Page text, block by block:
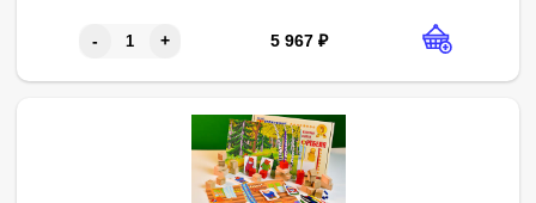
следующих образовательных областях: речевое развитие,
социально-коммуникативное развитие, познавательное
- + 5 967 ₽